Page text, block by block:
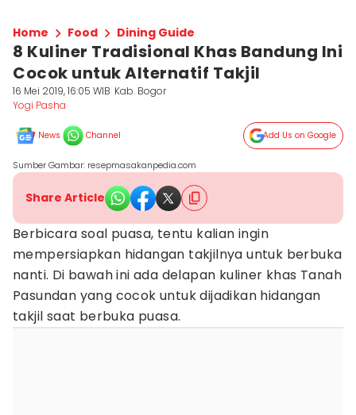
Home Food Dining Guide
8 Kuliner Tradisional Khas Bandung Ini
Cocok untuk Alternatif Takjil
16 Mei 2019, 16:05 WIB Kab. Bogor
Yogi Pasha
News Channel Add Us on Google
Sumber Gambar: resepmasakanpedia.com
Share Article
Berbicara soal puasa, tentu kalian ingin
mempersiapkan hidangan takjilnya untuk berbuka
nanti. Di bawah ini ada delapan kuliner khas Tanah
Pasundan yang cocok untuk dijadikan hidangan
takjil saat berbuka puasa.